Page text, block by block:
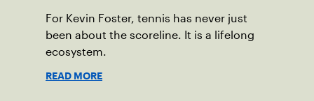
For Kevin Foster, tennis has never just
been about the scoreline. It is a lifelong
ecosystem.
READ MORE